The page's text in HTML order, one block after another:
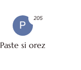
P
Paste si orez
205